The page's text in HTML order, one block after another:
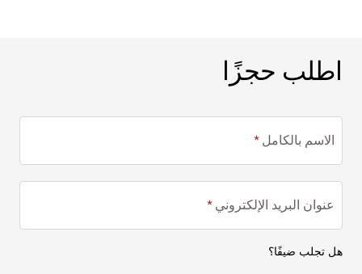
اطلب حجزًا
اطلب حجزًا
الاسم بالكامل
عنوان البريد الإلكتروني
هل تجلب ضيفًا؟